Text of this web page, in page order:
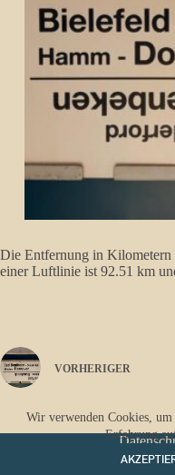
Wir verwenden Cookies,
Erfahrung
Die Entfernung in
einer Luftlinie ist 92.51 km
VORHERIGER